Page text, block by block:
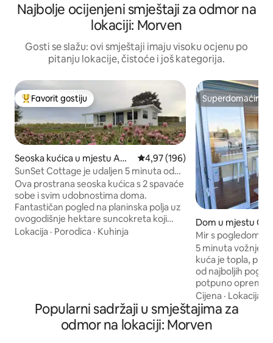
Najbolje ocijenjeni smještaji za odmor na
lokaciji: Morven
Gosti se slažu: ovi smještaji imaju visoku ocjenu po
pitanju lokacije, čistoće i još kategorija.
Glavni favorit gostiju
Favorit gostiju
Seoska kućica u mjestu Awa
moa
Prosječna ocjena: 4,97 od 5,
4,97 (196)
SunSet Cottage je udaljen 5 minuta od
Oamarua i Kakanuija.
Ova prostrana seoska kućica s 2 spavaće
sobe i svim udobnostima doma.
Fantastičan pogled na planinska polja uz
ovogodišnje hektare suncokreta koji
cvjetaju sredinom januara 2026. Privatni
opremljena kuhinja, prostrano kupatilo.
Praonica rublja sa mašinom za pranje
veša sa prednjim punjenjem. Sve vaše
Lokacija · Porodica · Kuhinja
Superdomaćin
Superdomaćin
Dom u mjestu
Mir s pogledom
5 minuta vožnje
kuća je topla,
od najboljih
potpuno
terasu na kojoj
na okean. Toplo
pumpom u
dodatnim
Cijena · Lokacija
Popularni sadržaji u smještajima za
odmor na lokaciji: Morven